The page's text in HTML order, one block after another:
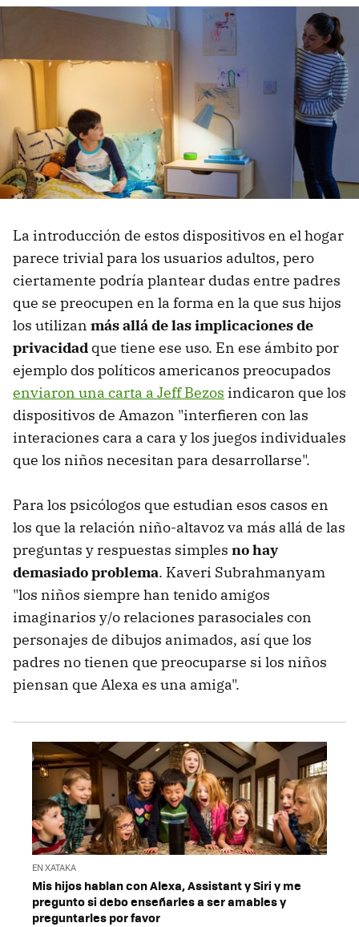
La introducción de estos dispositivos en el hogar
parece trivial para los usuarios adultos, pero
ciertamente podría plantear dudas entre padres
que se preocupen en la forma en la que sus hijos
los utilizan más allá de las implicaciones de
privacidad que tiene ese uso. En ese ámbito por
ejemplo dos políticos americanos preocupados
enviaron una carta a Jeff Bezos indicaron que los
dispositivos de Amazon "interfieren con las
interaciones cara a cara y los juegos individuales
que los niños necesitan para desarrollarse".
Para los psicólogos que estudian esos casos en
los que la relación niño-altavoz va más allá de las
preguntas y respuestas simples no hay
demasiado problema. Kaveri Subrahmanyam
"los niños siempre han tenido amigos
imaginarios y/o relaciones parasociales con
personajes de dibujos animados, así que los
padres no tienen que preocuparse si los niños
piensan que Alexa es una amiga".
EN XATAKA
Mis hijos hablan con Alexa, Assistant y Siri y me
pregunto si debo enseñarles a ser amables y
preguntarles por favor